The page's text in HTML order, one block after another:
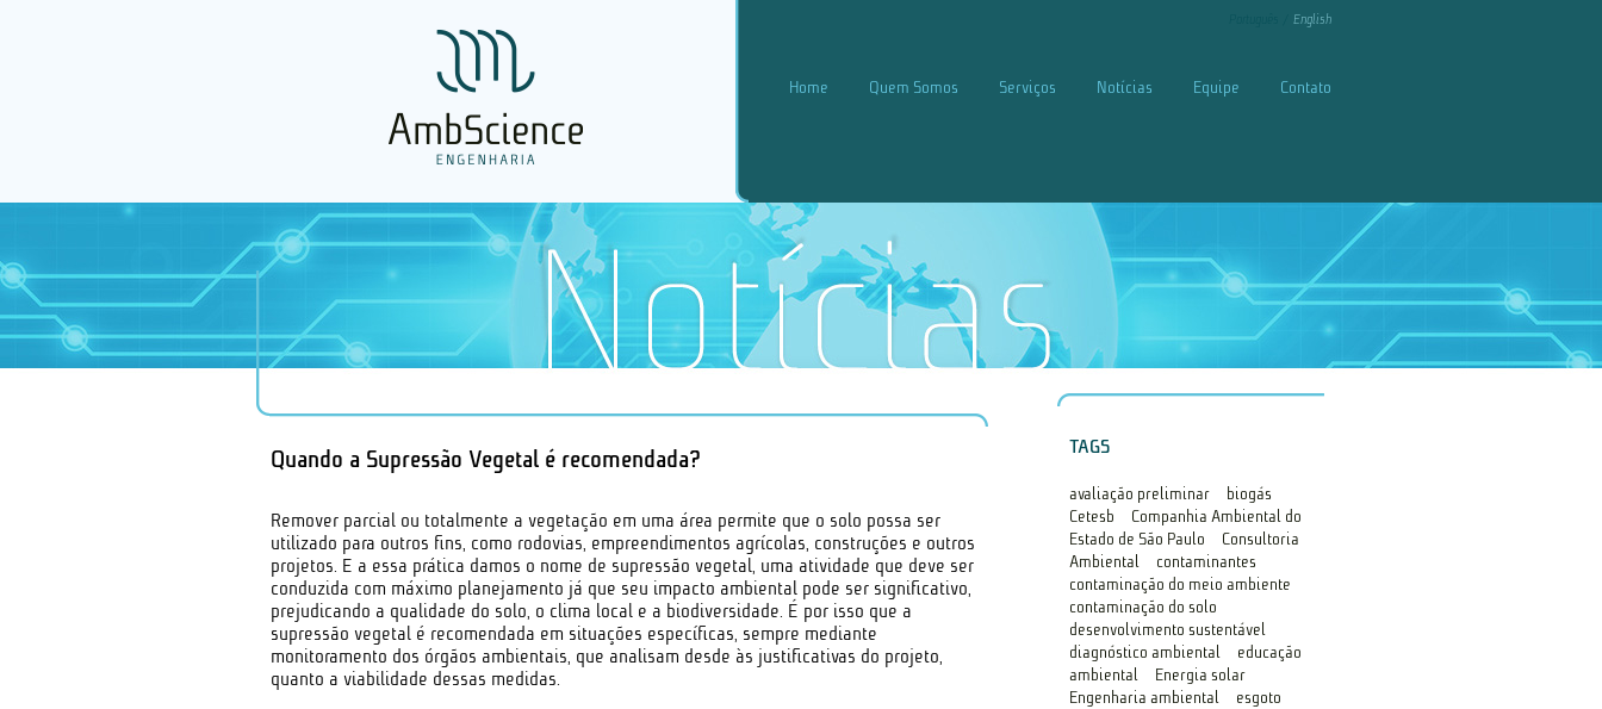
English
Home Quem Somos Serviços Notícias Equipe Contato
Quando a Supressão Vegetal é recomendada?
Remover parcial ou totalmente a vegetação em uma área permite que o solo possa ser
utilizado para outros fins, como rodovias, empreendimentos agrícolas, construções e outros
projetos. E a essa prática damos o nome de supressão vegetal, uma atividade que deve ser
conduzida com máximo planejamento já que seu impacto ambiental pode ser significativo,
prejudicando a qualidade do solo, o clima local e a biodiversidade. É por isso que a
supressão vegetal é recomendada em situações específicas, sempre mediante
monitoramento dos órgãos ambientais, que analisam desde às justificativas do projeto,
quanto a viabilidade dessas medidas.
TAGS
avaliação preliminar
biogás
Cetesb
Companhia Ambiental do
Estado de São Paulo
Consultoria
Ambiental
contaminantes
contaminação do meio ambiente
contaminação do solo
desenvolvimento sustentável
diagnóstico ambiental
educação
ambiental
Energia solar
Engenharia ambiental
esgoto